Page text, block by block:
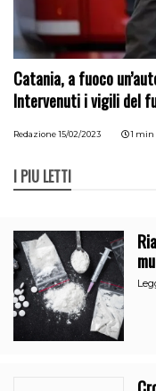
Catania, a fuoco
Intervenuti i vigili del
Redazione 15/02/2023 1 min
I PIÙ LETTI